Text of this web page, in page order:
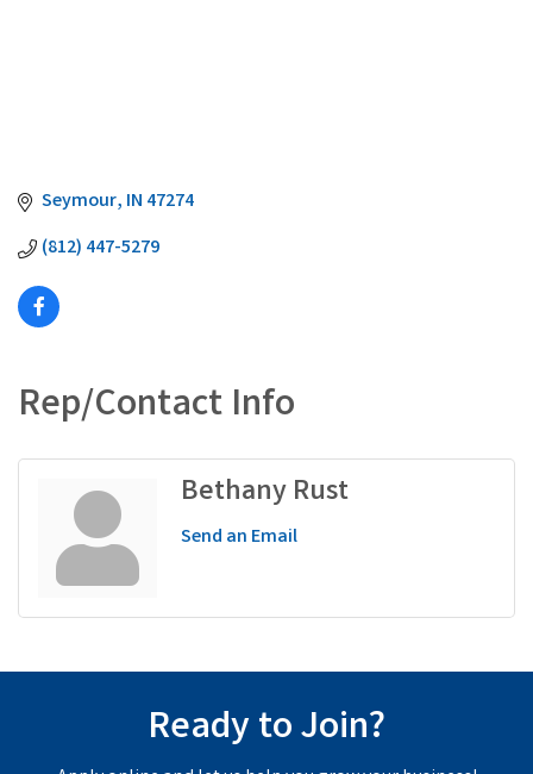
Seymour IN 47274
(812) 447-5279
Rep/Contact Info
Bethany Rust
Send an Email
Ready to Join?